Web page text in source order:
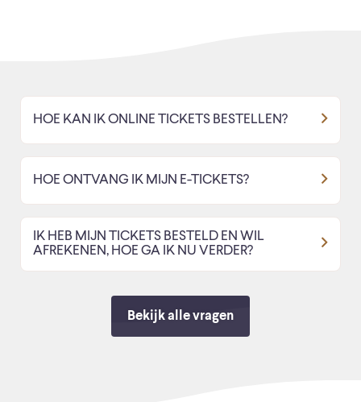
HOE KAN IK ONLINE TICKETS BESTELLEN?
HOE ONTVANG IK MIJN E-TICKETS?
IK HEB MIJN TICKETS BESTELD EN WIL
AFREKENEN, HOE GA IK NU VERDER?
Bekijk alle vragen